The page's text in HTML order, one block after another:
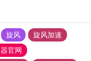
旋风
旋风加速
官网